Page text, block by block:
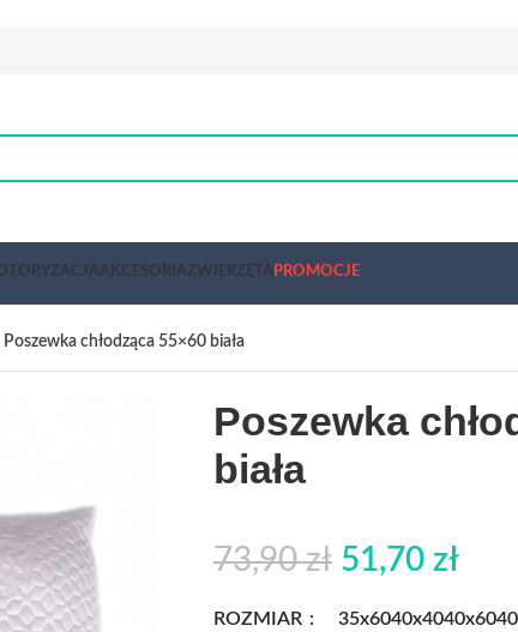
AKCESORIAZWIERZĘTAPROMOCJE
Poszewka chłodząca 55×60 biała
Poszewka
biała
73,90zł 51,70 zł
ROZMIAR 35x6040x4040x60